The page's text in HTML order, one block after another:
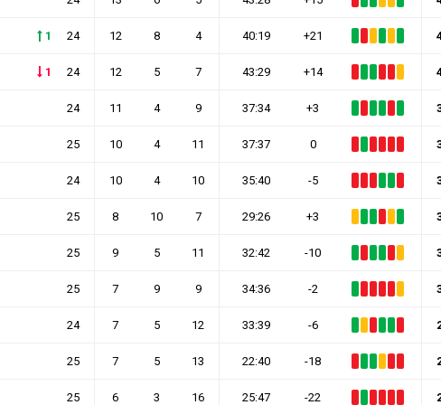
1 24 12 8 4 40:19 +21
1 24 12 5 7 43:29 +14
24 11 4 9 37:34 +3
25 10 4 11 37:37 0
24 10 4 10 35:40 -5
25 8 10 7 29:26 +3
25 9 5 11 32:42 -10
25 7 9 9 34:36 -2
24 7 5 12 33:39 -6
25 7 5 13 22:40 -18
25 6 3 16 25:47 -22